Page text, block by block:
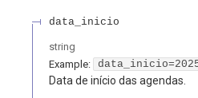
data_inicio
string
Example:
Data de início das agendas.